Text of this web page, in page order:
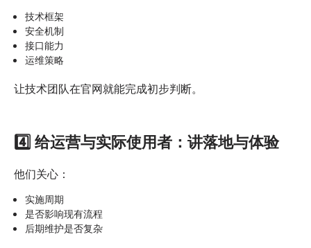
技术框架
安全机制
接口能力
运维策略
让技术团队在官网就能完成初步判断。
4️⃣ 给运营与实际使用者：讲落地与体验
他们关心：
实施周期
是否影响现有流程
后期维护是否复杂